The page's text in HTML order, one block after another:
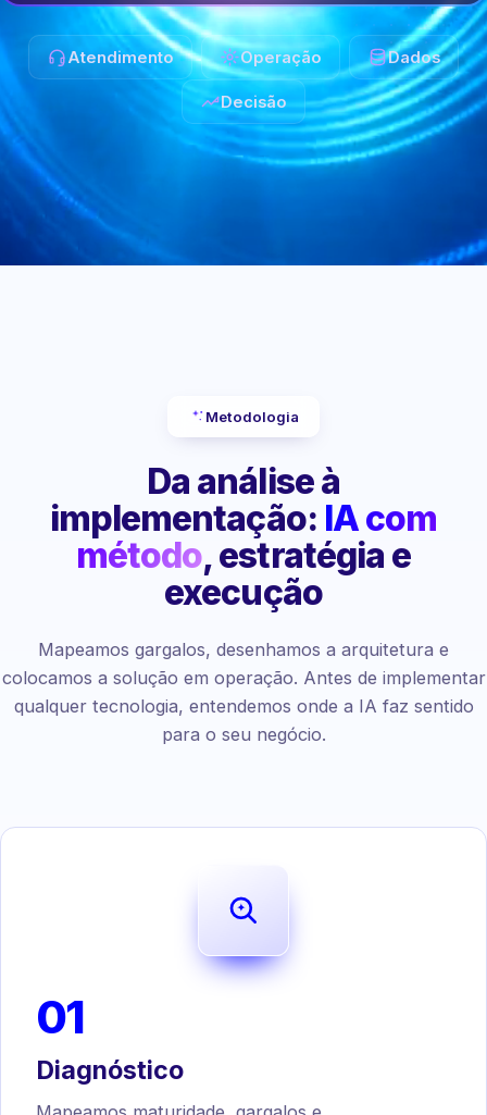
Atendimento Operação Dados
Decisão
Metodologia
Da análise à
implementação: IA com
método, estratégia e
execução
Mapeamos gargalos, desenhamos a arquitetura e
colocamos a solução em operação. Antes de implementar
qualquer tecnologia, entendemos onde a IA faz sentido
para o seu negócio.
01
Diagnóstico